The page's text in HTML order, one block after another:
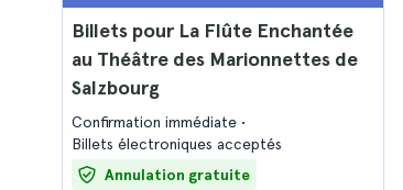
Billets pour La Flûte Enchantée
au Théâtre des Marionnettes de
Salzbourg
Confirmation immédiate
Billets électroniques acceptés
Annulation gratuite